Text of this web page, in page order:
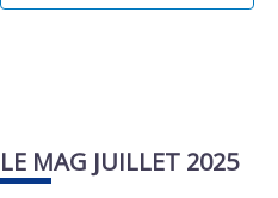
LE MAG JUILLET 2025